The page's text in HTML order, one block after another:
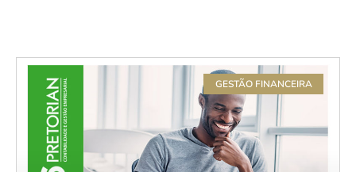
GESTÃO FINANCEIRA